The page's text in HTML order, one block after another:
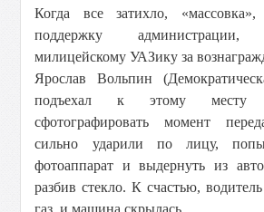
Когда все затихло,
поддержку
милицейскому УАЗику за
Ярослав Вольпин
подъехал к этому месту
сфотографировать момент
сильно ударили по лицу,
фотоаппарат и выдернуть из
разбив стекло. К счастью,
газ, и машина скрылась.